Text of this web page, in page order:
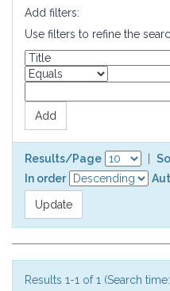
Add filters:
Use filters to refine the
Results/Page
In order
Results 1-1 of 1 (Search